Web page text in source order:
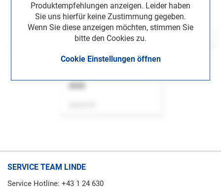
Produktempfehlungen anzeigen. Leider haben
Sie uns hierfür keine Zustimmung gegeben.
Wenn Sie diese anzeigen möchten, stimmen Sie
bitte den Cookies zu.
Cookie Einstellungen öffnen
SERVICE TEAM LINDE
Service Hotline: +43 1 24 630